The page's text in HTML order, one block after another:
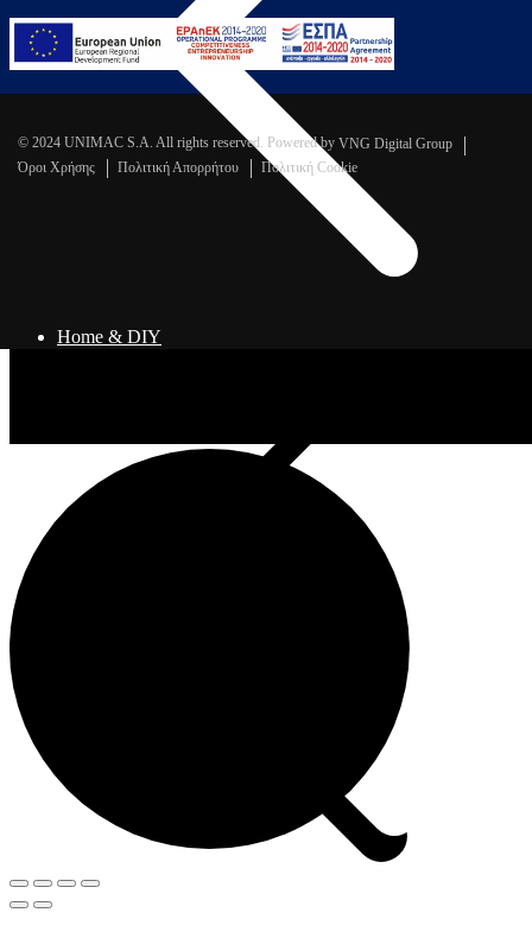
Home & DIY
© 2024 UNIMAC S.A. All rights reserved. Powered by VNG Digital Group
Όροι Χρήσης
Πολιτική Απορρήτου Πολιτική Cookie